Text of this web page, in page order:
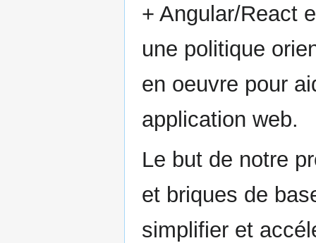
+ Angular/React
une politique
en oeuvre pour
application web.
Le but de notre
et briques de
simplifier et